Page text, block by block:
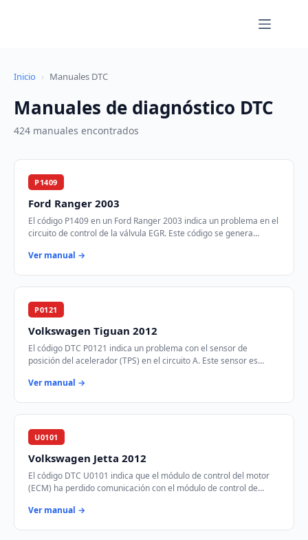
Inicio › Manuales DTC
Manuales de diagnóstico DTC
424 manuales encontrados
P1409
Ford Ranger 2003
El código P1409 en un Ford Ranger 2003 indica un problema en el
circuito de control de la válvula EGR. Este código se genera
Ver manual →
P0121
Volkswagen Tiguan 2012
El código DTC P0121 indica un problema con el sensor de
posición del acelerador (TPS) en el circuito A. Este sensor es
Ver manual →
U0101
Volkswagen Jetta 2012
El código DTC U0101 indica que el módulo de control del motor
(ECM) ha perdido comunicación con el módulo de control de
Ver manual →